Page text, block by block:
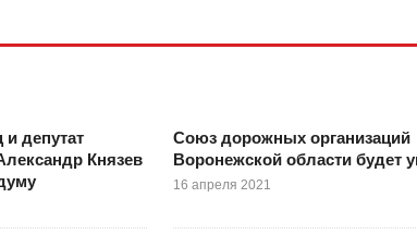
депутат
Князев
Союз дорожных организаций
Воронежской области будет
16 апреля 2021